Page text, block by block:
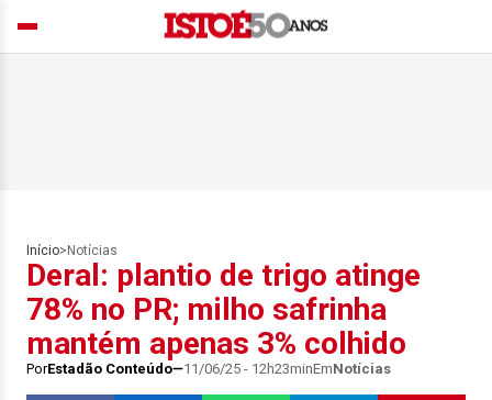
Início> Notícias
Deral: plantio de trigo atinge
78% no PR; milho safrinha
mantém apenas 3% colhido
PorEstadão Conteúdo 11/06/25 - 12h23minEmNotícias